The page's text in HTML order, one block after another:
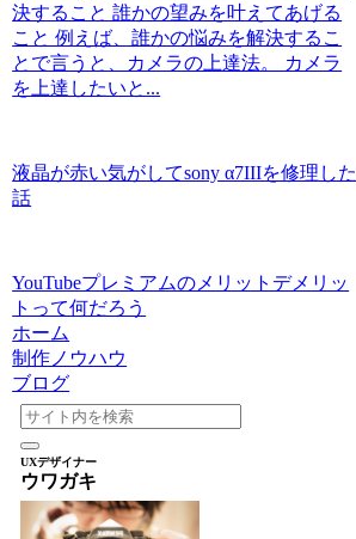
決すること 誰かの望みを叶えてあげる
こと 例えば、誰かの悩みを解決するこ
とで言うと、カメラの上達法。 カメラ
を上達したいと...
液晶が赤い気がしてsony α7IIIを修理した
話
YouTubeプレミアムのメリットデメリッ
トって何だろう
ホーム
制作ノウハウ
ブログ
UXデザイナー
ウワガキ